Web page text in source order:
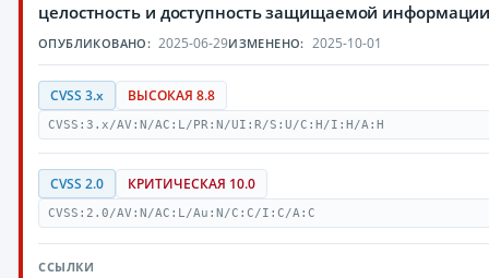
целостность и доступность защищаемой
ОПУБЛИКОВАНО: 2025-06-29ИЗМЕНЕНО: 2025-10-01
CVSS 3.x ВЫСОКАЯ 8.8
CVSS:3.x/AV:N/AC:L/PR:N/UI:R/S:U/C:H/I:H/A:H
CVSS 2.0 КРИТИЧЕСКАЯ 10.0
CVSS:2.0/AV:N/AC:L/Au:N/C:C/I:C/A:C
ССЫЛКИ